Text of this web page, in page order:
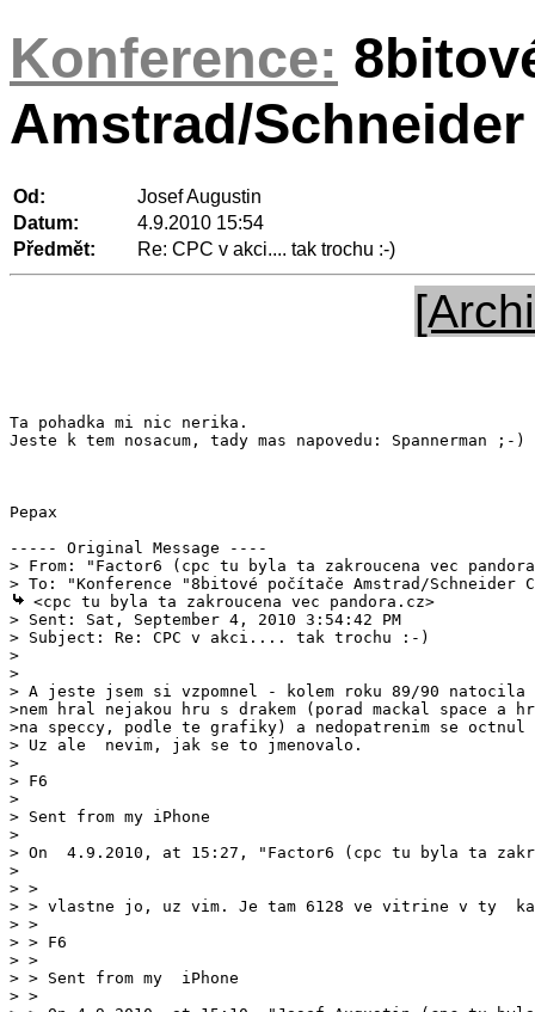
Konference:
Amstrad/Schneider
Od:
Josef Augustin
Datum:
4.9.2010 15:54
Předmět:
Re: CPC v akci.... tak trochu :-)
Ta pohadka mi nic nerika.
Jeste k tem nosacum, tady mas napovedu: Spannerman ;-)
Pepax
> From: "Factor6 (cpc tu byla ta zakroucena vec
<cpc tu byla ta zakroucena vec pandora.cz>
> Sent: Sat, September 4, 2010 3:54:42 PM
> Subject: Re: CPC v akci.... tak trochu :-)
>
>
> A jeste jsem si vzpomnel - kolem roku 89/90
>nem hral nejakou hru s drakem (porad mackal space
>na speccy, podle te grafiky) a nedopatrenim se octnul
> Uz ale  nevim, jak se to jmenovalo.
>
> F6
>
> Sent from my iPhone
>
> On  4.9.2010, at 15:27, "Factor6 (cpc tu byla ta
> >
> > vlastne jo, uz vim. Je tam 6128 ve vitrine v ty
> >
> > F6
> >
> > Sent from my  iPhone
> >